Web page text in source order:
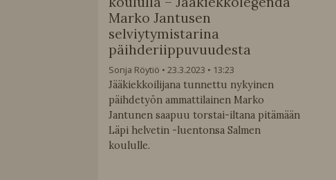
Marko Jantusen
selviytymistarina
päihderiippuvuudesta
Sonja Röytiö 23.3.2023
13:23
Jääkiekkoilijana tunnettu nykyinen
päihdetyön ammattilainen Marko
Jantunen saapuu torstai-iltana pitämään
Läpi helvetin -luentonsa Salmen
koululle.